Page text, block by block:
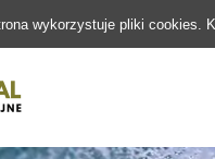
wykorzystuje pliki cookies.